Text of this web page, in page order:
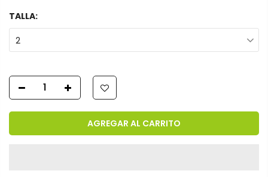
TALLA:
2
AGREGAR AL CARRITO